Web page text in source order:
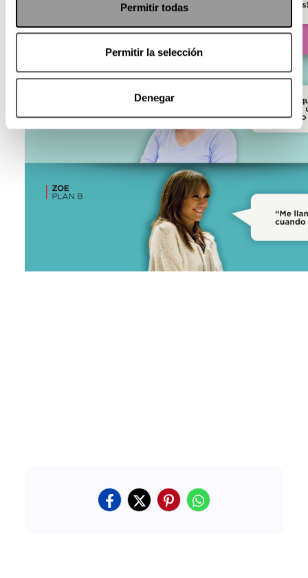
Permitir todas
Permitir la selección
Denegar